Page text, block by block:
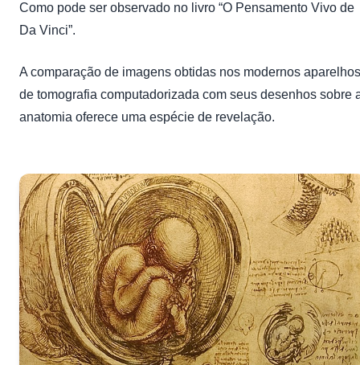
Como pode ser observado no livro “O Pensamento Vivo de
Da Vinci”.
A comparação de imagens obtidas nos modernos aparelhos
de tomografia computadorizada com seus desenhos sobre
anatomia oferece uma espécie de revelação.